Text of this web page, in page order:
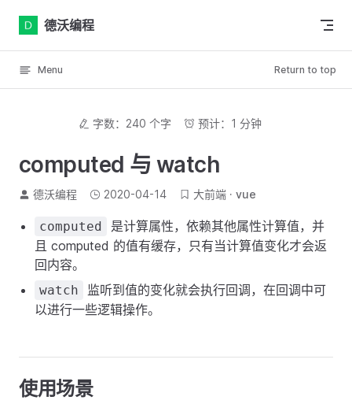
Skip to content
德沃编程
Menu Return to top
字数：240 个字 预计：1 分钟
computed 与 watch
德沃编程 2020-04-14 大前端 vue
computed
是计算属性，依赖其他属性计算值，并
且 computed 的值有缓存，只有当计算值变化才会返
回内容。
watch
监听到值的变化就会执行回调，在回调中可
以进行一些逻辑操作。
使用场景